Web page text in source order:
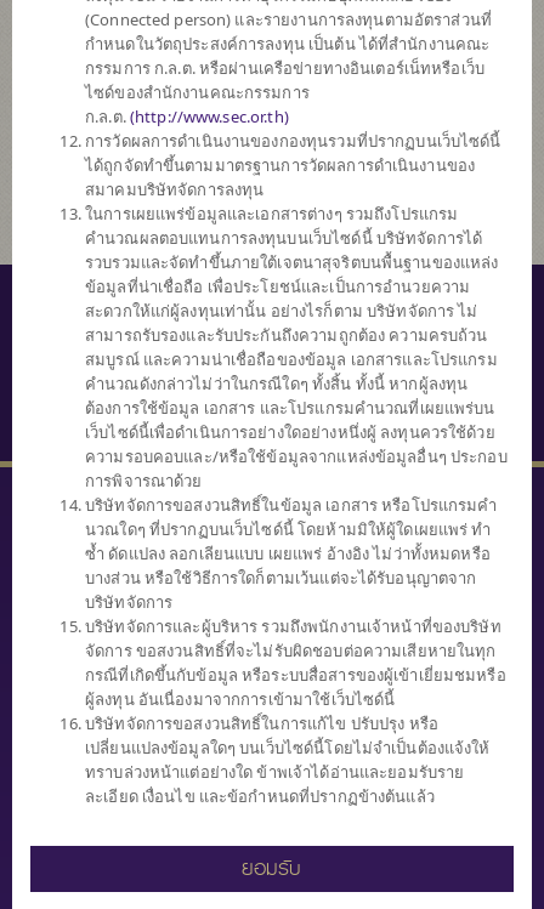
SCBGEARA
กองทุนเปิดไทยพาณิชย์ โกลบอล อิควิ
ตี้ แอพโซลูท
รีเทิร์น (ชนิดสะสมมูลค่า)
(Connected person) และรายงานการลงทุนตามอัตราส่วนที่
กำหนดในวัตถุประสงค์การลงทุน เป็นต้น ได้ที่สำนักงานคณะ
กรรมการ ก.ล.ต. หรือผ่านเครือข่ายทางอินเตอร์เน็ทหรือเว็บ
ไซด์ของสำนักงานคณะกรรมการ
ก.ล.ต.(http://www.sec.or.th)
การวัดผลการดำเนินงานของกองทุนรวมที่ปรากฏบนเว็บไซด์นี้
ได้ถูกจัดทำขึ้นตามมาตรฐานการวัดผลการดำเนินงานของ
สมาคมบริษัทจัดการลงทุน
ในการเผยแพร่ข้อมูลและเอกสารต่างๆ รวมถึงโปรแกรม
คำนวณผลตอบแทนการลงทุนบนเว็บไซด์นี้ บริษัทจัดการได้
รวบรวมและจัดทำขึ้นภายใต้เจตนาสุจริตบนพื้นฐานของแหล่ง
ข้อมูลที่น่าเชื่อถือ เพื่อประโยชน์และเป็นการอำนวยความ
สะดวกให้แก่ผู้ลงทุนเท่านั้น อย่างไรก็ตาม บริษัทจัดการ ไม่
สามารถรับรองและรับประกันถึงความถูกต้อง ความครบถ้วน
สมบูรณ์ และความน่าเชื่อถือของข้อมูล เอกสารและโปรแกรม
คำนวณดังกล่าวไม่ว่าในกรณีใดๆ ทั้งสิ้น ทั้งนี้ หากผู้ลงทุน
ต้องการใช้ข้อมูล เอกสาร และโปรแกรมคำนวณที่เผยแพร่บน
เว็บไซด์นี้เพื่อดำเนินการอย่างใดอย่างหนึ่งผู้ ลงทุนควรใช้ด้วย
ความรอบคอบและ/หรือใช้ข้อมูลจากแหล่งข้อมูลอื่นๆ ประกอบ
การพิจารณาด้วย
บริษัทจัดการขอสงวนสิทธิ์ในข้อมูล เอกสาร หรือโปรแกรมคำ
นวณใดๆ ที่ปรากฏบนเว็บไซด์นี้ โดยห้ามมิให้ผู้ใดเผยแพร่ ทำ
ซ้ำ ดัดแปลง ลอกเลียนแบบ เผยแพร่ อ้างอิง ไม่ว่าทั้งหมดหรือ
บางส่วน หรือใช้วิธีการใดก็ตามเว้นแต่จะได้รับอนุญาตจาก
บริษัทจัดการ
บริษัทจัดการและผู้บริหาร รวมถึงพนักงานเจ้าหน้าที่ของบริษัท
จัดการ ขอสงวนสิทธิ์ที่จะไม่รับผิดชอบต่อความเสียหายในทุก
กรณีที่เกิดขึ้นกับข้อมูล หรือระบบสื่อสารของผู้เข้าเยี่ยมชมหรือ
ผู้ลงทุน อันเนื่องมาจากการเข้ามาใช้เว็บไซด์นี้
บริษัทจัดการขอสงวนสิทธิ์ในการแก้ไข ปรับปรุง หรือ
เปลี่ยนแปลงข้อมูลใดๆ บนเว็บไซด์นี้โดยไม่จำเป็นต้องแจ้งให้
ทราบล่วงหน้าแต่อย่างใด ข้าพเจ้าได้อ่านและยอมรับราย
ละเอียด เงื่อนไข และข้อกำหนดที่ปรากฏข้างต้นแล้ว
ยอมรับ
© สงวนลิขสิทธิ์ 2559 บริษัทหลักทรัพย์จัดการกองทุนไทยพาณิชย์ จำกัด
นโยบายความเป็นส่วนตัว
คำสงวนสิทธิ์
SECURITY TIPS
SCBAM
Client Relations
0 2777 7777
หรือ
0 2949 1500
ทุกวันทำการ (จันทร์ - ศุกร์)
เวลา 8.30 น. - 17.00 น.
"ผู้ลงทุนควรทำความเข้าใจ ลักษณะสินค้า เงื่อนไข ผลตอบแทน และความ
เสี่ยงก่อนตัดสินใจ"